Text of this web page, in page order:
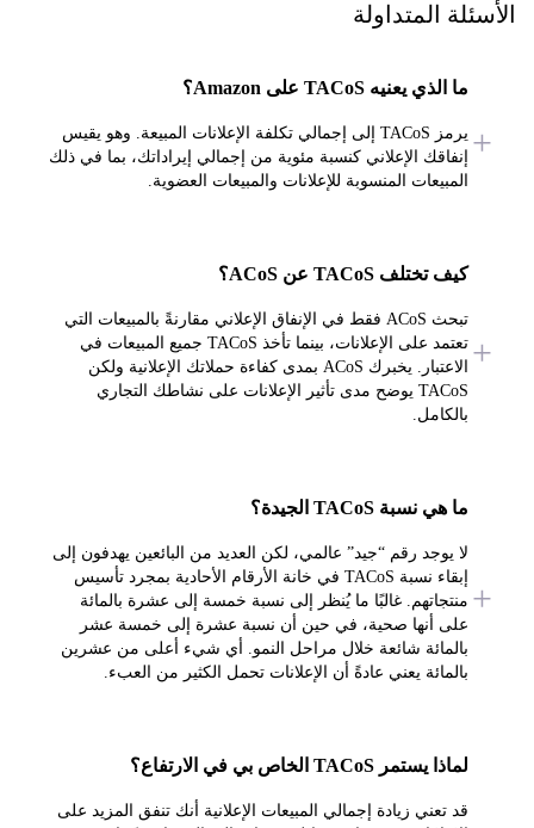
المتداولة
ما الذي يعنيه TACoS على Amazon؟
يرمز TACoS إلى إجمالي تكلفة الإعلانات المبيعة. وهو يقيس
إنفاقك الإعلاني كنسبة مئوية من إجمالي إيراداتك، بما في ذلك
المبيعات المنسوبة للإعلانات والمبيعات العضوية.
كيف تختلف TACoS عن ACoS؟
تبحث ACoS فقط في الإنفاق الإعلاني مقارنةً بالمبيعات التي
تعتمد على الإعلانات، بينما تأخذ TACoS جميع المبيعات في
الاعتبار. يخبرك ACoS بمدى كفاءة حملاتك الإعلانية ولكن
TACoS يوضح مدى تأثير الإعلانات على نشاطك التجاري
ما هي نسبة TACoS الجيدة؟
لا يوجد رقم “جيد” عالمي، لكن العديد من البائعين يهدفون إلى
إبقاء نسبة TACoS في خانة الأرقام الأحادية بمجرد تأسيس
منتجاتهم. غالبًا ما يُنظر إلى نسبة خمسة إلى عشرة بالمائة
على أنها صحية، في حين أن نسبة عشرة إلى خمسة عشر
بالمائة شائعة خلال مراحل النمو. أي شيء أعلى من عشرين
بالمائة يعني عادةً أن الإعلانات تحمل الكثير من العبء.
لماذا يستمر TACoS الخاص بي في الارتفاع؟
قد تعني زيادة إجمالي المبيعات الإعلانية أنك تنفق المزيد على